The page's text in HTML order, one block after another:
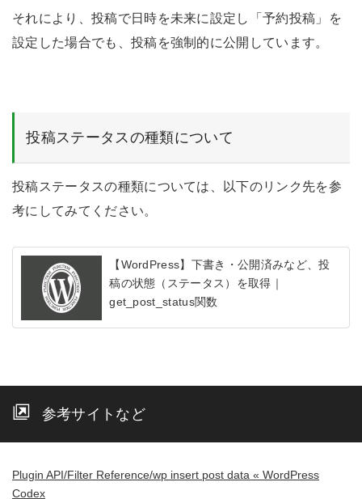
それにより、投稿で日時を未来に設定し「予約投稿」を
設定した場合でも、投稿を強制的に公開しています。
投稿ステータスの種類について
投稿ステータスの種類については、以下のリンク先を参
考にしてみてください。
【WordPress】下書き・公開済みなど、投
稿の状態（ステータス）を取得｜
get_post_status関数
参考サイトなど
Plugin API/Filter Reference/wp insert post data « WordPress
Codex